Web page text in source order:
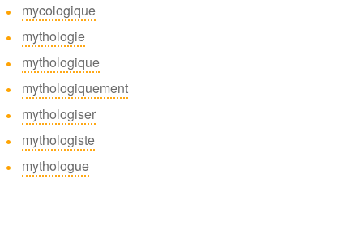
mycologique
mythologie
mythologique
mythologiquement
mythologiser
mythologiste
mythologue